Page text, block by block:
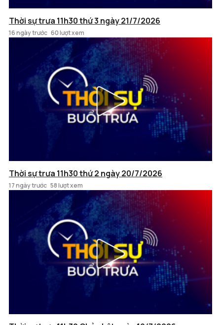
Thời sự trưa 11h30 thứ 3 ngày 21/7/2026
16 ngày trước 60 lượt xem
Thời sự trưa 11h30 thứ 2 ngày 20/7/2026
17 ngày trước 58 lượt xem